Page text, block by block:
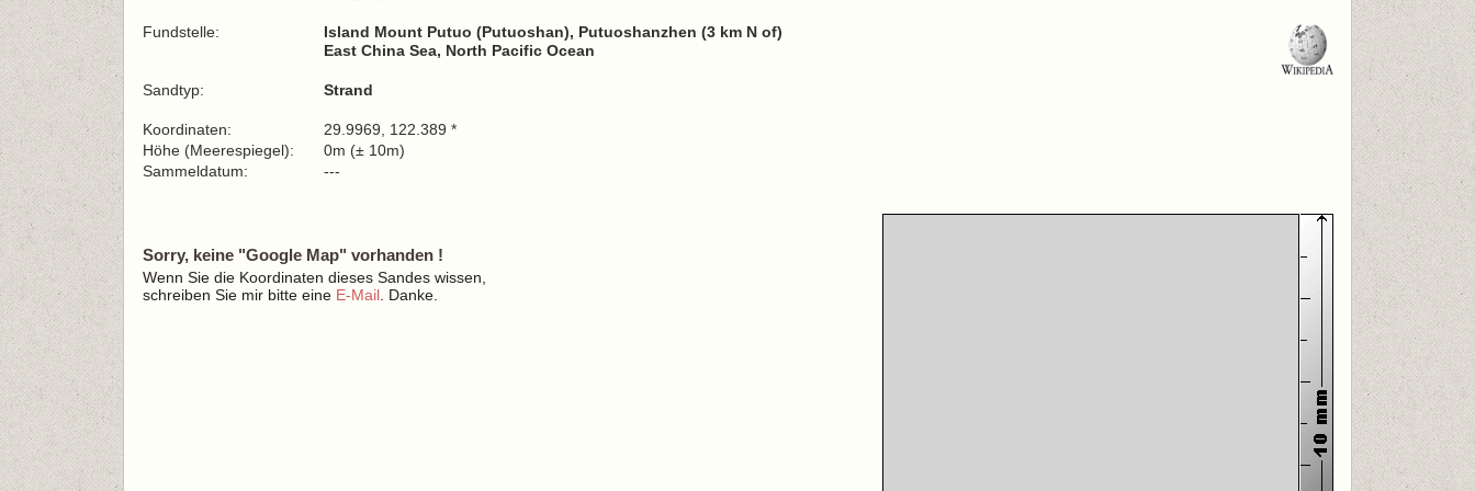
Fundstelle:
Island Mount Putuo (Putuoshan), Putuoshanzhen (3 km N of)
East China Sea, North Pacific Ocean
Sandtyp: Strand
Koordinaten:
29.9969, 122.389 *
Höhe (Meerespiegel):
0m (± 10m)
Sammeldatum:
---
Sorry, keine "Google Map" vorhanden !
Wenn Sie die Koordinaten dieses Sandes wissen,
schreiben Sie mir bitte eine E-Mail . Danke.